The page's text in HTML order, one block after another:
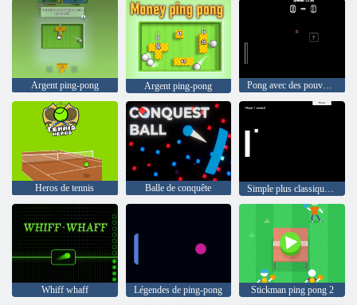
Argent ping-pong Argent ping-pong
Heros de tennis Balle de conquête Simple plus classique pong
Whiff whaff Légendes de ping-pong Stickman ping pong 2